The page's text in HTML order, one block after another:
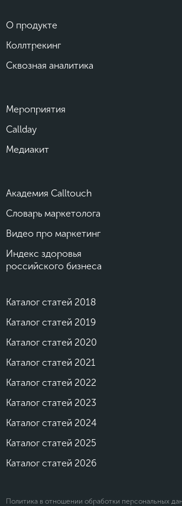
О продукте
Коллтрекинг
Сквозная аналитика
Мероприятия
Callday
Медиакит
Академия Calltouch
Словарь маркетолога
Видео про маркетинг
Индекс здоровья
российского бизнеса
Каталог статей 2018
Каталог статей 2019
Каталог статей 2020
Каталог статей 2021
Каталог статей 2022
Каталог статей 2023
Каталог статей 2024
Каталог статей 2025
Каталог статей 2026
Политика в отношении обработки персональных